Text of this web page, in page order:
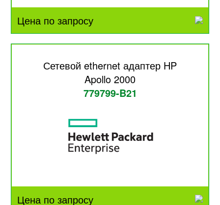
Цена по запросу
Сетевой ethernet адаптер HP
Apollo 2000
779799-B21
Цена по запросу